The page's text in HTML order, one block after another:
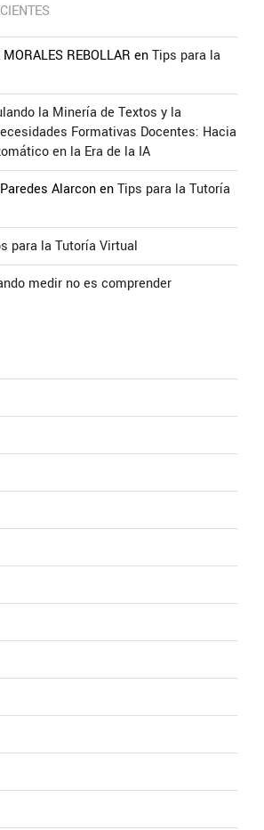
REBOLLAR enTips para la
la Minería de Textos y la
Formativas Docentes: Hacia
en la Era de la IA
AlarconenTips para la Tutoría
para la Tutoría Virtual
medir no es comprender